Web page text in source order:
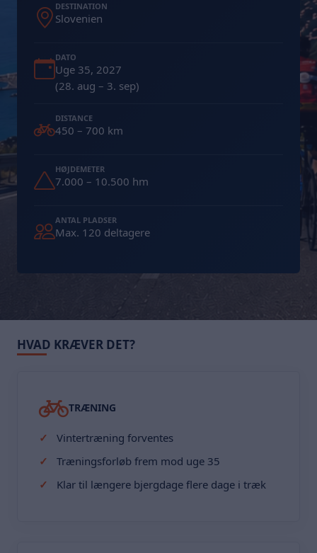
DESTINATION
Slovenien
DATO
Uge 35, 2027
(28. aug – 3. sep)
DISTANCE
450 – 700 km
HØJDEMETER
7.000 – 10.500 hm
ANTAL PLADSER
Max. 120 deltagere
HVAD KRÆVER DET?
TRÆNING
Vintertræning forventes
Træningsforløb frem mod uge 35
Klar til længere bjergdage flere dage i træk